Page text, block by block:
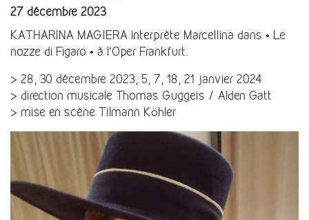
27 décembre 2023
KATHARINA MAGIERA interprète Marcellina dans • Le
nozze di Figaro • à l’Oper Frankfurt.
> 28, 30 décembre 2023, 5, 7, 18, 21 janvier 2024
> direction musicale Thomas Guggeis / Alden Gatt
> mise en scène Tilmann Köhler